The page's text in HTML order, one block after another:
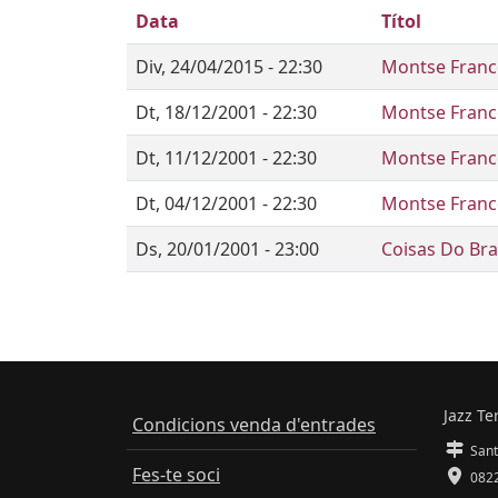
Data Títol
Div, 24/04/2015 - 22:30
Montse
Dt, 18/12/2001 - 22:30
Montse
Dt, 11/12/2001 - 22:30
Montse
Dt, 04/12/2001 - 22:30
Montse
Ds, 20/01/2001 - 23:00
Coisas Do
Condicions venda d'entrades
Fes-te soci
Jazz